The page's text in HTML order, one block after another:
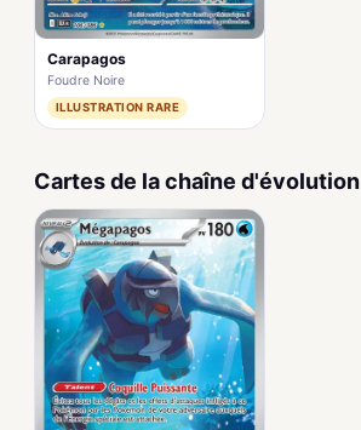
Carapagos
Foudre Noire
ILLUSTRATION RARE
Cartes de la chaîne d'évolution